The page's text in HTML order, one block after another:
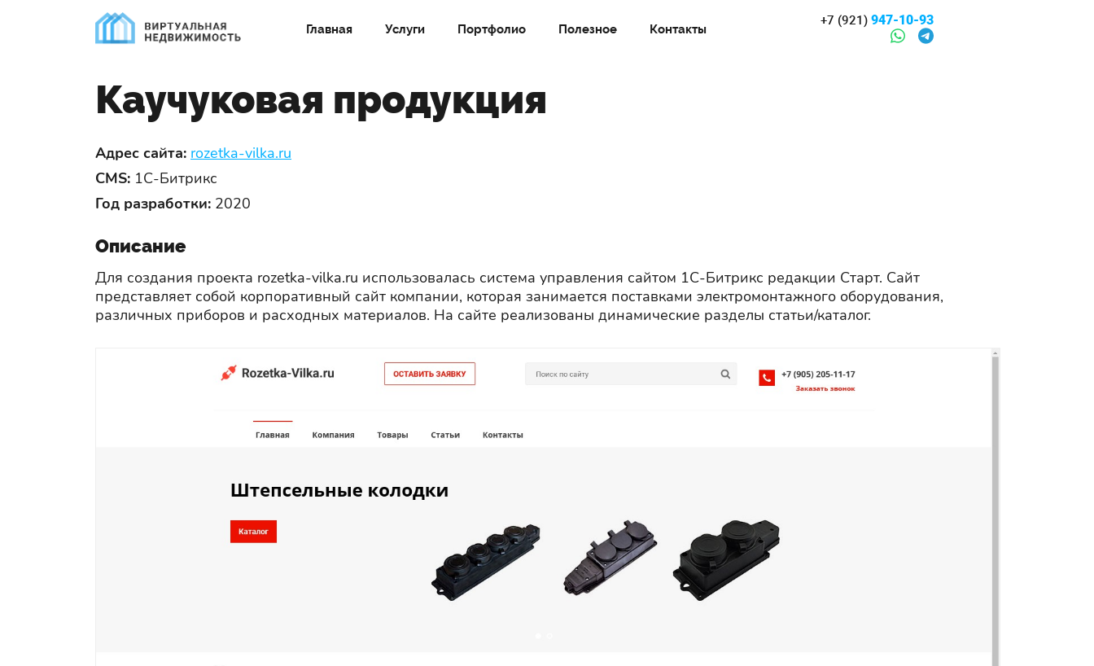
Главная Услуги Портфолио Полезное Контакты
+7 (921) 947-10-93
Каучуковая продукция
Адрес сайта: rozetka-vilka.ru
CMS: 1С-Битрикс
Год разработки: 2020
Описание
Для создания проекта rozetka-vilka.ru использовалась система управления сайтом 1С-Битрикс редакции Старт. Сайт
представляет собой корпоративный сайт компании, которая занимается поставками электромонтажного оборудования,
различных приборов и расходных материалов. На сайте реализованы динамические разделы статьи/каталог.